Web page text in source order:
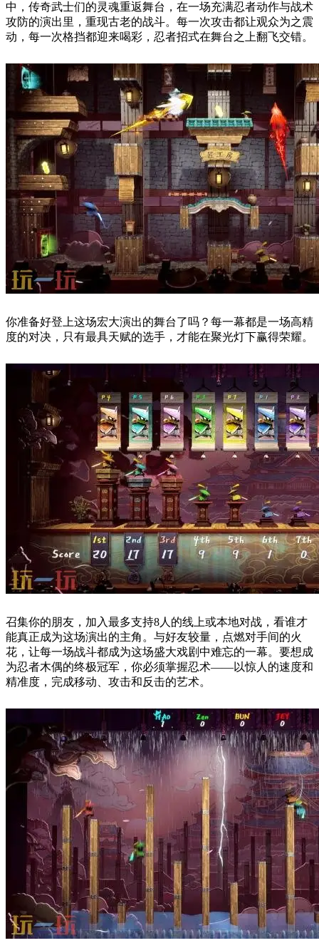
中，传奇武士们的灵魂重返舞台，在一场充满忍者动作与战术
攻防的演出里，重现古老的战斗。每一次攻击都让观众为之震
动，每一次格挡都迎来喝彩，忍者招式在舞台之上翻飞交错。
你准备好登上这场宏大演出的舞台了吗？每一幕都是一场高精
度的对决，只有最具天赋的选手，才能在聚光灯下赢得荣耀。
召集你的朋友，加入最多支持8人的线上或本地对战，看谁才
能真正成为这场演出的主角。与好友较量，点燃对手间的火
花，让每一场战斗都成为这场盛大戏剧中难忘的一幕。要想成
为忍者木偶的终极冠军，你必须掌握忍术——以惊人的速度和
精准度，完成移动、攻击和反击的艺术。